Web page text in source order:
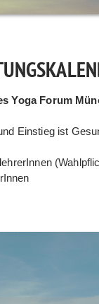
Yoga Forum
Einstieg ist